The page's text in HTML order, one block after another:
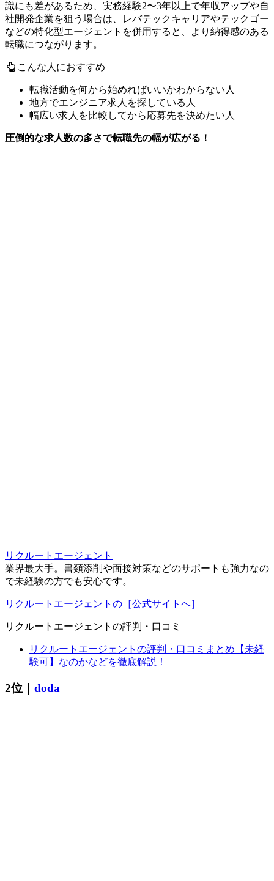
識にも差があるため、実務経験2〜3年以上で年収アップや自
社開発企業を狙う場合は、レバテックキャリアやテックゴー
などの特化型エージェントを併用すると、より納得感のある
転職につながります。
こんな人におすすめ
転職活動を何から始めればいいかわからない人
地方でエンジニア求人を探している人
幅広い求人を比較してから応募先を決めたい人
圧倒的な求人数の多さで転職先の幅が広がる！
リクルートエージェント
業界最大手。書類添削や面接対策などのサポートも強力なの
で未経験の方でも安心です。
リクルートエージェントの［公式サイトへ］
リクルートエージェントの評判・口コミ
リクルートエージェントの評判・口コミまとめ【未経
験可】なのかなどを徹底解説！
2位｜ doda